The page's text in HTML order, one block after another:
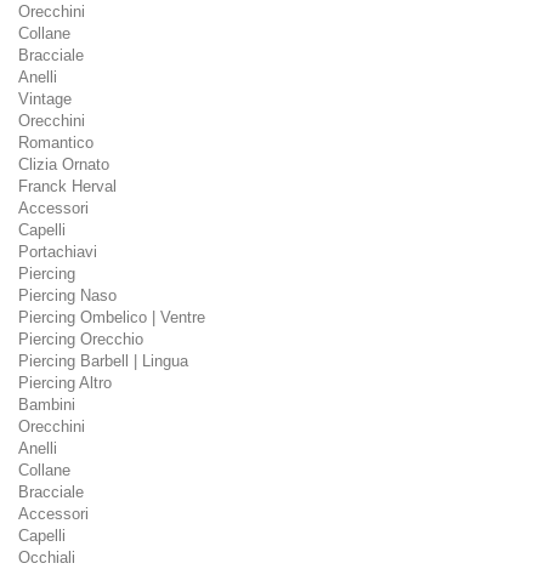
Orecchini
Collane
Bracciale
Anelli
Vintage
Orecchini
Romantico
Clizia Ornato
Franck Herval
Accessori
Capelli
Portachiavi
Piercing
Piercing Naso
Piercing Ombelico | Ventre
Piercing Orecchio
Piercing Barbell | Lingua
Piercing Altro
Bambini
Orecchini
Anelli
Collane
Bracciale
Accessori
Capelli
Occhiali